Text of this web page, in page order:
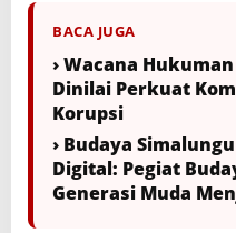
BACA JUGA
› Wacana
Dinilai Perkuat
Korupsi
› Budaya
Digital: Pegiat
Generasi Muda